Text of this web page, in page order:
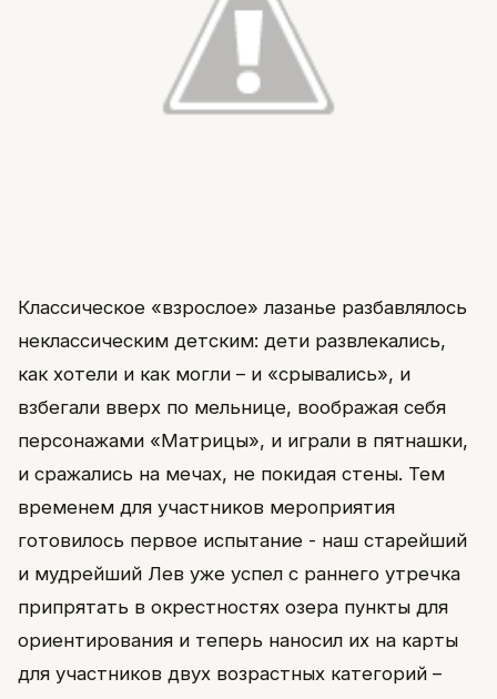
Классическое «взрослое» лазанье разбавлялось
неклассическим детским: дети развлекались,
как хотели и как могли – и «срывались», и
взбегали вверх по мельнице, воображая себя
персонажами «Матрицы», и играли в пятнашки,
и сражались на мечах, не покидая стены. Тем
временем для участников мероприятия
готовилось первое испытание - наш старейший
и мудрейший Лев уже успел с раннего утречка
припрятать в окрестностях озера пункты для
ориентирования и теперь наносил их на карты
для участников двух возрастных категорий –